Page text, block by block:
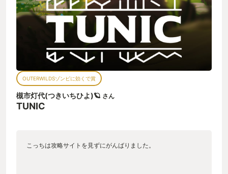
OUTERWILDSゾンビに効くで賞
槻市灯代(つきいちひよ)🪐 さん
TUNIC
こっちは攻略サイトを見ずにがんばりました。